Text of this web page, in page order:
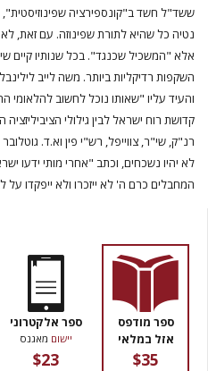
ששד"ל חשד ב"קונספירציה שפינוזיסטית",
נטיה כל שהיא לתורת שפינוזה. עם זאת,
אלא "המשכיל שכנגד". בכל שנותיו קיים
השקפות רדיקליות ביותר. משה לייב
והעיד עליו "שאותו נוכל לחשוב להלאומי
קדושת רוח ישראל לבין גילולי
רנ"ק, שי"ר, צווייפל, רש"י פין וא.ד.
לא יהיו נשכחים, וכתב "אחרי מותי ידעו
המחבלים כרם ה' לא ייזכרו ולא ייפקדו על
ספר מודפס
אזל במלאי
$35
ספר אלקטרוני
יישום מאגנס
$23